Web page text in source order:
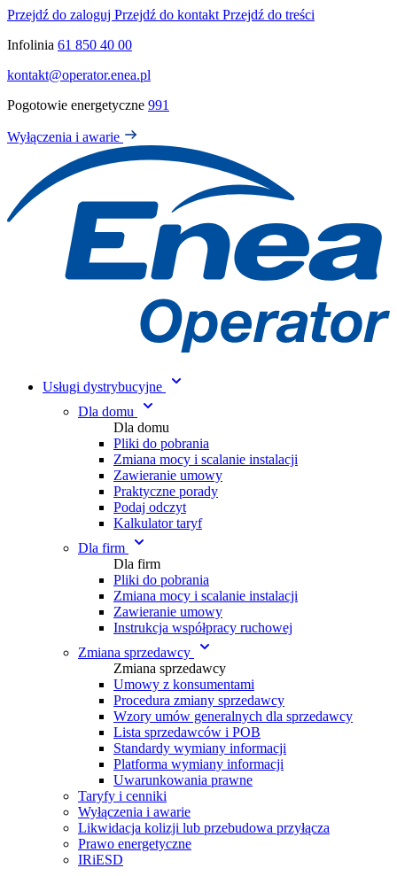
Przejdź do zaloguj Przejdź do kontakt Przejdź do treści
Infolinia 61 850 40 00
kontakt@operator.enea.pl
Pogotowie energetyczne 991
Wyłączenia i awarie
Usługi dystrybucyjne
Dla domu
Dla domu
Pliki do pobrania
Zmiana mocy i scalanie instalacji
Zawieranie umowy
Praktyczne porady
Podaj odczyt
Kalkulator taryf
Dla firm
Dla firm
Pliki do pobrania
Zmiana mocy i scalanie instalacji
Zawieranie umowy
Instrukcja współpracy ruchowej
Zmiana sprzedawcy
Zmiana sprzedawcy
Umowy z konsumentami
Procedura zmiany sprzedawcy
Wzory umów generalnych dla sprzedawcy
Lista sprzedawców i POB
Standardy wymiany informacji
Platforma wymiany informacji
Uwarunkowania prawne
Taryfy i cenniki
Wyłączenia i awarie
Likwidacja kolizji lub przebudowa przyłącza
Prawo energetyczne
IRiESD